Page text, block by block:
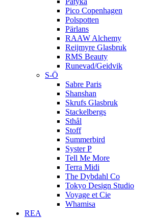
Pico Copenhagen
Polspotten
Pärlans
RAAW Alchemy
Reijmyre Glasbruk
RMS Beauty
Runevad/Geidvik
S-Ö
Sabre Paris
Shanshan
Skrufs Glasbruk
Stackelbergs
Sthål
Stoff
Summerbird
Syster P
Tell Me More
Terra Midi
The Dybdahl Co
Tokyo Design Studio
Voyage et Cie
Whamisa
REA